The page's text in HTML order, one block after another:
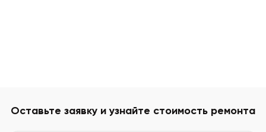
Оставьте заявку и узнайте стоимость ремонта